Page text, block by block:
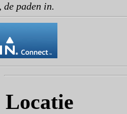
de paden in.
Locatie